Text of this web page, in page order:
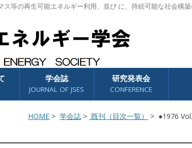
等の再生可能エネルギー利用、並び に、持続可能な社会構
学会誌
JOURNAL OF JSES
研究発表会
CONFERENCE
HOME > 学会誌 > 既刊（目次一覧） > ●1976